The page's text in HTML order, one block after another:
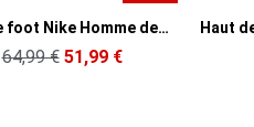
Aperçu rapide Haut de foot Nike Homme demi-zip Therma-FIT
64,99 € 51,99 €